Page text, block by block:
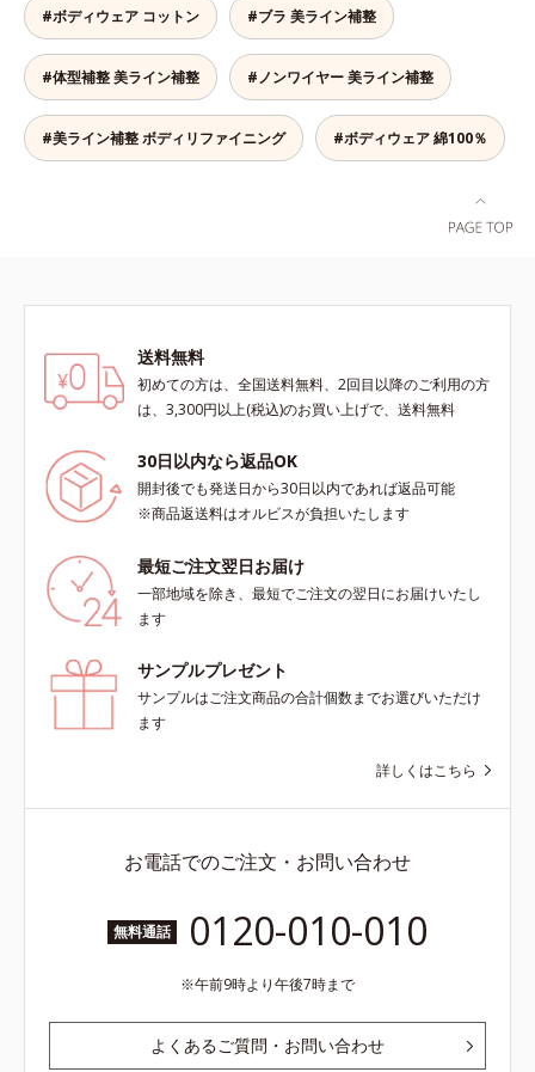
バストをしっかりホールド。脇がす
っきりしたメリハリのある上向きバ
ストをつくるから、上半身を一回り
ほっそり見せてくれます。※価格は
サイズによって異なります。
#ボディウェア コットン #ブラ 美ライン補整
#体型補整 美ライン補整 #ノンワイヤー 美ライン補整
#美ライン補整 ボディリファイニング #ボディウェア 綿100％
送料無料
初めての方は、全国送料無料、2回目以降のご利用の方
は、3,300円以上(税込)のお買い上げで、送料無料
30日以内なら返品OK
開封後でも発送日から30日以内であれば返品可能
※商品返送料はオルビスが負担いたします
最短ご注文翌日お届け
一部地域を除き、最短でご注文の翌日にお届けいたし
ます
サンプルプレゼント
サンプルはご注文商品の合計個数までお選びいただけ
ます
詳しくはこちら
お電話でのご注文・お問い合わせ
無料通話 0120-010-010
午前9時より午後7時まで
よくあるご質問・お問い合わせ